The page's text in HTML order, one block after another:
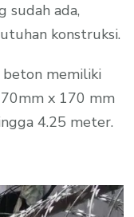
sudah ada,
konstruksi.
memiliki
x 170 mm
4.25 meter.